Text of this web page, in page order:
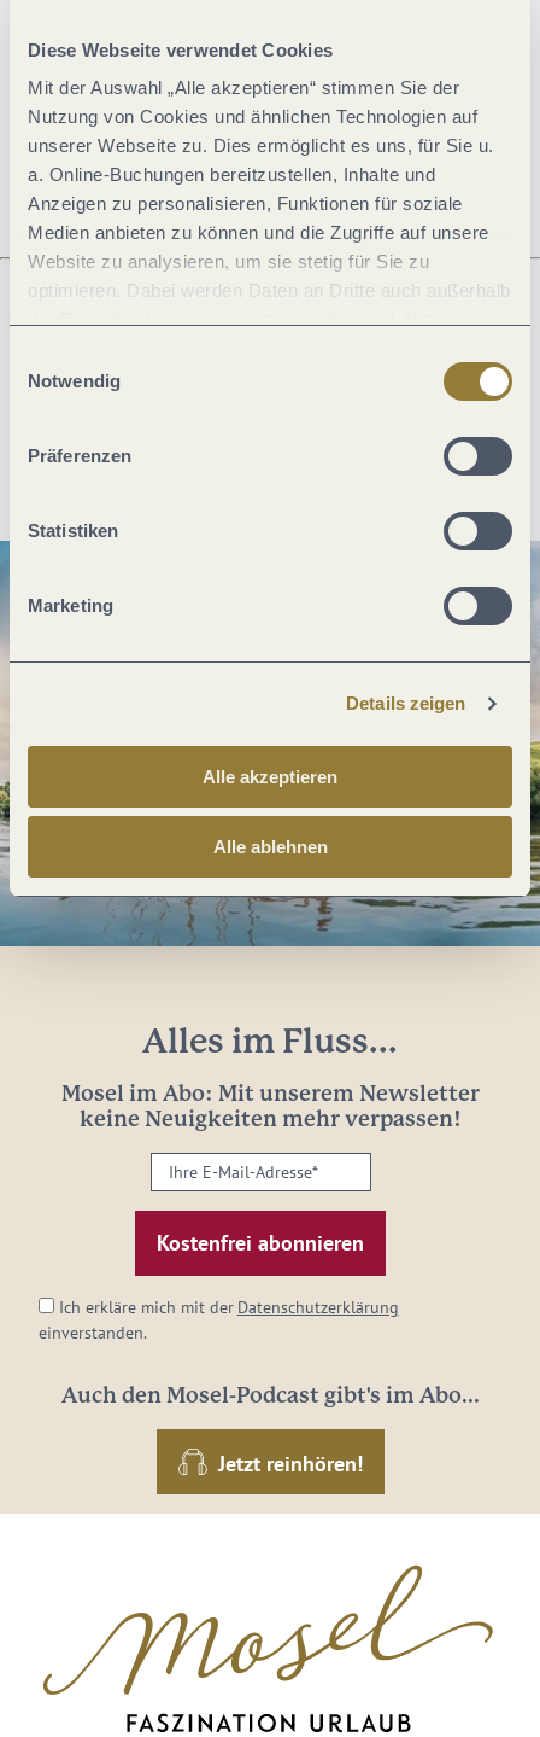
Diese Webseite verwendet Cookies
Mit der Auswahl „Alle akzeptieren“ stimmen Sie der
Nutzung von Cookies und ähnlichen Technologien auf
unserer Webseite zu. Dies ermöglicht es uns, für Sie u.
a. Online-Buchungen bereitzustellen, Inhalte und
Anzeigen zu personalisieren, Funktionen für soziale
Medien anbieten zu können und die Zugriffe auf unsere
Website zu analysieren, um sie stetig für Sie zu
optimieren. Dabei werden Daten an Dritte auch außerhalb
jederzeit widerrufen werden. Mit der Auswahl "Alle
ablehnen" kann es zu Beeinträchtigungen in der Nutzung
Notwendig
Präferenzen
Statistiken
Marketing
Details zeigen
Alle akzeptieren
Alle ablehnen
Öffnungszeiten
Ruhetage
Anreise planen PDF erzeugen
Alles im Fluss...
Mosel im Abo: Mit unserem Newsletter
keine Neuigkeiten mehr verpassen!
Ihre
E-
Mail-
Adresse:
Ich erkläre mich mit der Datenschutzerklärung
einverstanden.
Auch den Mosel-Podcast gibt's im Abo...
Jetzt reinhören!